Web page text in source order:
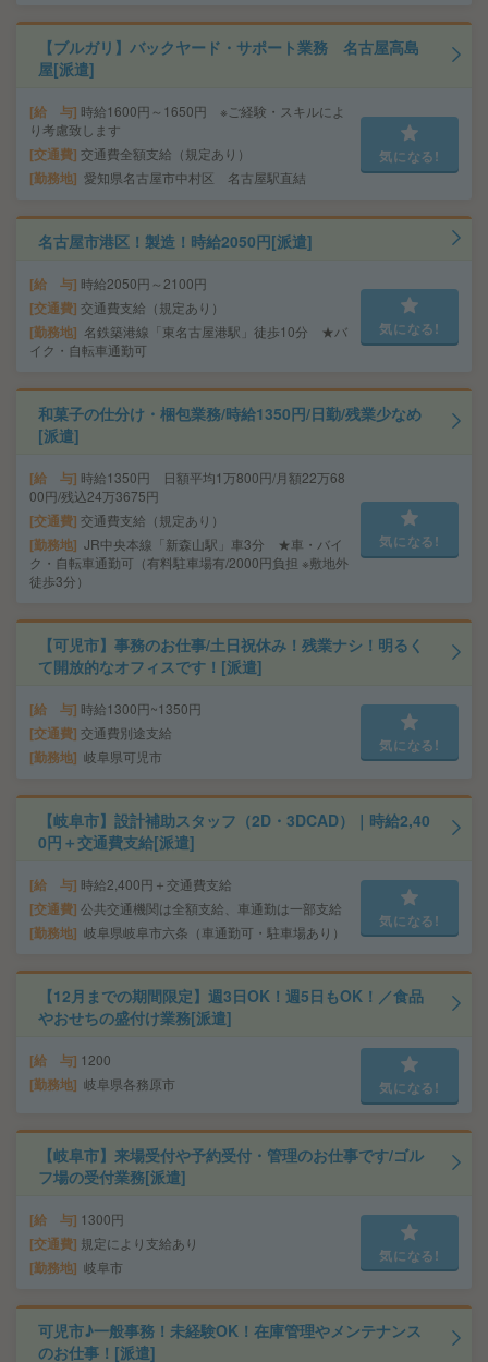
【ブルガリ】バックヤード・サポート業務 名古屋高島
屋[派遣]
給 与 時給1600円～1650円 ※ご経験・スキルによ
り考慮致します
交通費 交通費全額支給（規定あり）
勤務地 愛知県名古屋市中村区 名古屋駅直結
気になる!
名古屋市港区！製造！時給2050円[派遣]
給 与 時給2050円～2100円
交通費 交通費支給（規定あり）
勤務地 名鉄築港線「東名古屋港駅」徒歩10分 ★バ
イク・自転車通勤可
気になる!
和菓子の仕分け・梱包業務/時給1350円/日勤/残業少なめ
[派遣]
給 与 時給1350円 日額平均1万800円/月額22万68
00円/残込24万3675円
交通費 交通費支給（規定あり）
勤務地 JR中央本線「新森山駅」車3分 ★車・バイ
ク・自転車通勤可（有料駐車場有/2000円負担 ※敷地外
徒歩3分）
気になる!
【可児市】事務のお仕事/土日祝休み！残業ナシ！明るく
て開放的なオフィスです！[派遣]
給 与 時給1300円~1350円
交通費 交通費別途支給
勤務地 岐阜県可児市
気になる!
【岐阜市】設計補助スタッフ（2D・3DCAD）｜時給2,40
0円＋交通費支給[派遣]
給 与 時給2,400円＋交通費支給
交通費 公共交通機関は全額支給、車通勤は一部支給
勤務地 岐阜県岐阜市六条（車通勤可・駐車場あり）
気になる!
【12月までの期間限定】週3日OK！週5日もOK！／食品
やおせちの盛付け業務[派遣]
給 与 1200
勤務地 岐阜県各務原市 気になる!
【岐阜市】来場受付や予約受付・管理のお仕事です/ゴル
フ場の受付業務[派遣]
給 与 1300円
交通費 規定により支給あり
勤務地 岐阜市
気になる!
可児市♪一般事務！未経験OK！在庫管理やメンテナンス
のお仕事！[派遣]